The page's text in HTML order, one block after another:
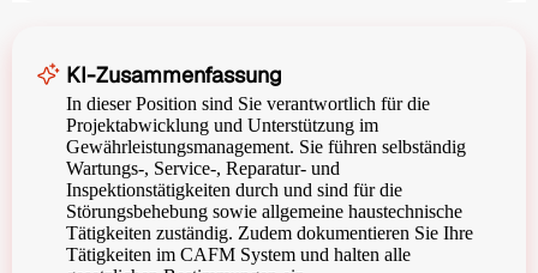
KI-Zusammenfassung
In dieser Position sind Sie verantwortlich für die
Projektabwicklung und Unterstützung im
Gewährleistungsmanagement. Sie führen selbständig
Wartungs-, Service-, Reparatur- und
Inspektionstätigkeiten durch und sind für die
Störungsbehebung sowie allgemeine haustechnische
Tätigkeiten zuständig. Zudem dokumentieren Sie Ihre
Tätigkeiten im CAFM System und halten alle